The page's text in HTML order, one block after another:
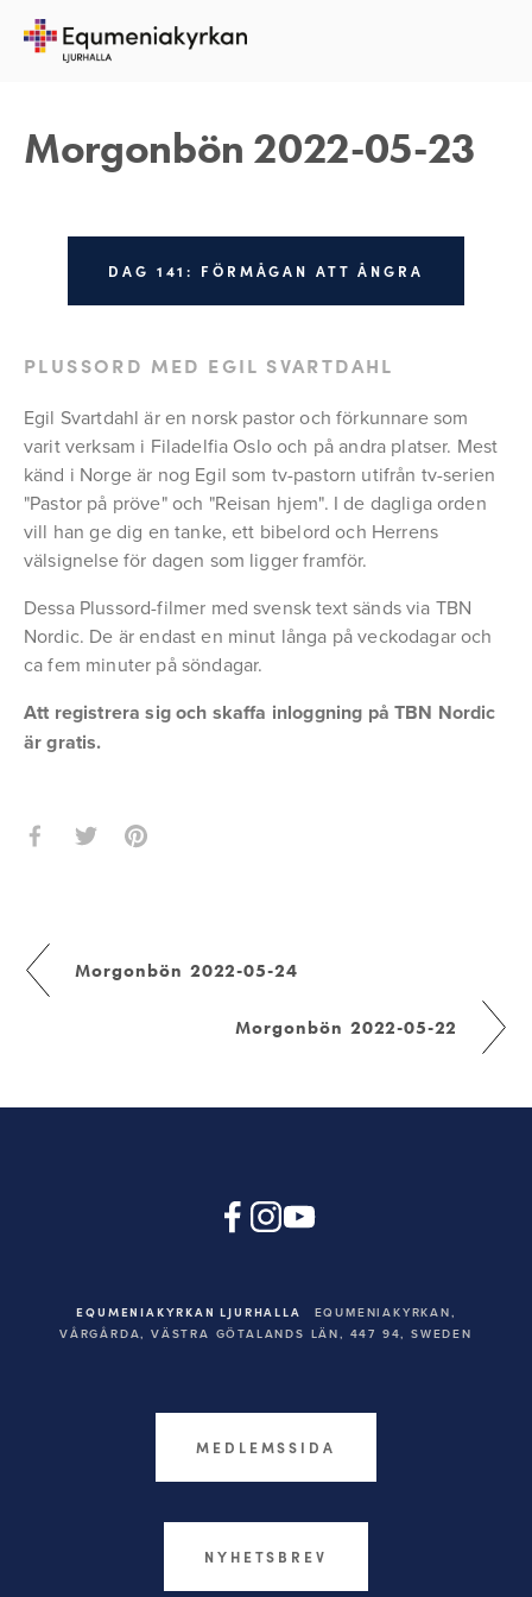
Morgonbön 2022-05-23
DAG 141: FÖRMÅGAN ATT ÅNGRA
PLUSSORD MED EGIL SVARTDAHL
Egil Svartdahl är en norsk pastor och förkunnare som
varit verksam i Filadelfia Oslo och på andra platser. Mest
känd i Norge är nog Egil som tv-pastorn utifrån tv-serien
"Pastor på pröve" och "Reisan hjem". I de dagliga orden
vill han ge dig en tanke, ett bibelord och Herrens
välsignelse för dagen som ligger framför.
Dessa Plussord-filmer med svensk text sänds via TBN
Nordic. De är endast en minut långa på veckodagar och
ca fem minuter på söndagar.
Att registrera sig och skaffa inloggning på TBN Nordic
är gratis.
23 MAJ 2022
Morgonbön 2022-05-24
Morgonbön 2022-05-22
EQUMENIAKYRKAN LJURHALLA
EQUMENIAKYRKAN,
VÅRGÅRDA, VÄSTRA GÖTALANDS LÄN, 447 94, SWEDEN
MEDLEMSSIDA
NYHETSBREV